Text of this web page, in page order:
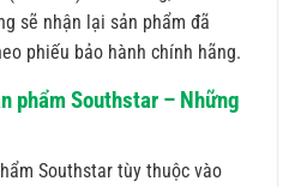
sẽ nhận lại sản phẩm đã
phiếu bảo hành chính hãng.
phẩm Southstar – Những
Southstar tùy thuộc vào